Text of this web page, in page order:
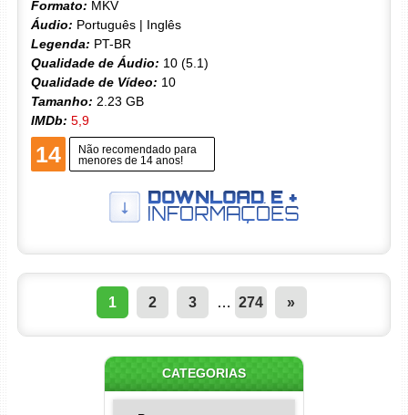
Formato: MKV
Áudio: Português | Inglês
Legenda: PT-BR
Qualidade de Áudio: 10 (5.1)
Qualidade de Vídeo: 10
Tamanho: 2.23 GB
IMDb: 5,9
14
Não recomendado para
menores de 14 anos!
1 2 3 … 274 »
CATEGORIAS